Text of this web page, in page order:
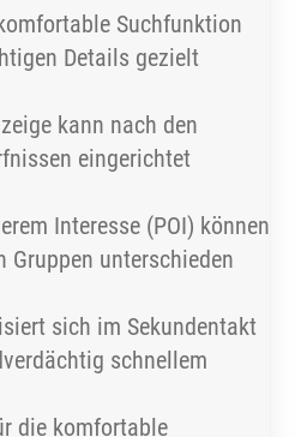
Suchfunktion
Details gezielt
kann nach den
eingerichtet
Interesse (POI) können
unterschieden
sich im Sekundentakt
schnellem
die komfortable